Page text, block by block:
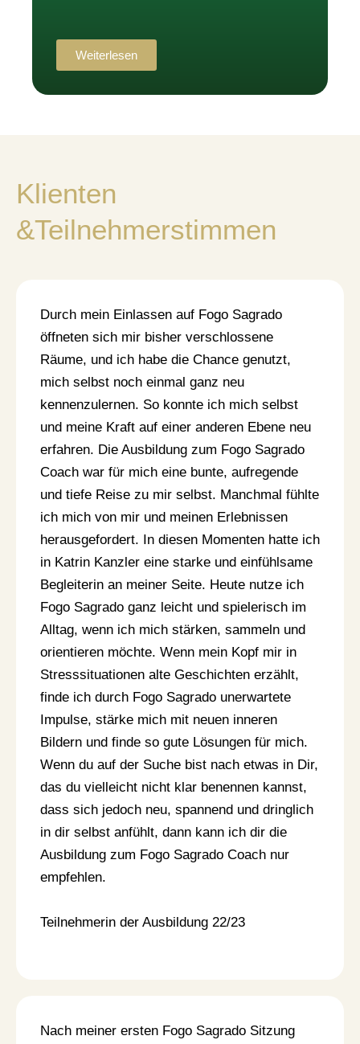
Weiterlesen
Klienten
&Teilnehmerstimmen
Durch mein Einlassen auf Fogo Sagrado
öffneten sich mir bisher verschlossene
Räume, und ich habe die Chance genutzt,
mich selbst noch einmal ganz neu
kennenzulernen. So konnte ich mich selbst
und meine Kraft auf einer anderen Ebene neu
erfahren. Die Ausbildung zum Fogo Sagrado
Coach war für mich eine bunte, aufregende
und tiefe Reise zu mir selbst. Manchmal fühlte
ich mich von mir und meinen Erlebnissen
herausgefordert. In diesen Momenten hatte ich
in Katrin Kanzler eine starke und einfühlsame
Begleiterin an meiner Seite. Heute nutze ich
Fogo Sagrado ganz leicht und spielerisch im
Alltag, wenn ich mich stärken, sammeln und
orientieren möchte. Wenn mein Kopf mir in
Stresssituationen alte Geschichten erzählt,
finde ich durch Fogo Sagrado unerwartete
Impulse, stärke mich mit neuen inneren
Bildern und finde so gute Lösungen für mich.
Wenn du auf der Suche bist nach etwas in Dir,
das du vielleicht nicht klar benennen kannst,
dass sich jedoch neu, spannend und dringlich
in dir selbst anfühlt, dann kann ich dir die
Ausbildung zum Fogo Sagrado Coach nur
empfehlen.
Teilnehmerin der Ausbildung 22/23
Nach meiner ersten Fogo Sagrado Sitzung